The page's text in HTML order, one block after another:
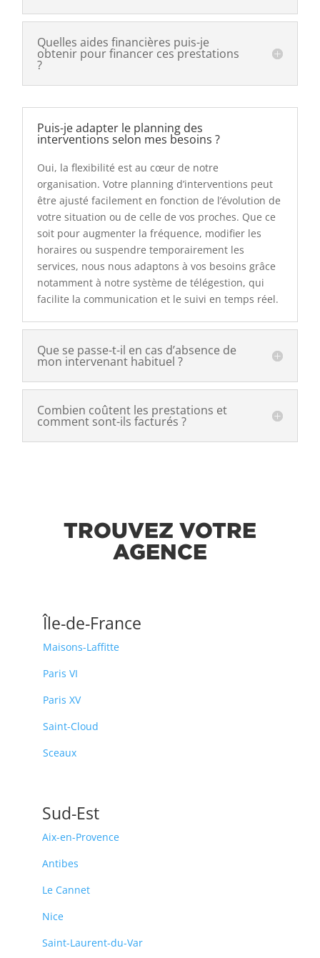
Quelles aides financières puis-je
obtenir pour financer ces prestations
?
Puis-je adapter le planning des
interventions selon mes besoins ?
Oui, la flexibilité est au cœur de notre
organisation. Votre planning d’interventions peut
être ajusté facilement en fonction de l’évolution de
votre situation ou de celle de vos proches. Que ce
soit pour augmenter la fréquence, modifier les
horaires ou suspendre temporairement les
services, nous nous adaptons à vos besoins grâce
notamment à notre système de télégestion, qui
facilite la communication et le suivi en temps réel.
Que se passe-t-il en cas d’absence de
mon intervenant habituel ?
Combien coûtent les prestations et
comment sont-ils facturés ?
TROUVEZ VOTRE
AGENCE
Île-de-France
Maisons-Laffitte
Paris VI
Paris XV
Saint-Cloud
Sceaux
Sud-Est
Aix-en-Provence
Antibes
Le Cannet
Nice
Saint-Laurent-du-Var